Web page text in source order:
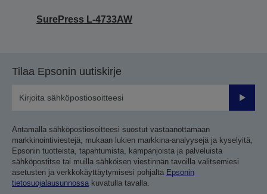
SurePress L-4733AW
Tilaa Epsonin uutiskirje
Lähetä
Antamalla sähköpostiosoitteesi suostut vastaanottamaan
markkinointiviestejä, mukaan lukien markkina-analyysejä ja kyselyitä,
Epsonin tuotteista, tapahtumista, kampanjoista ja palveluista
sähköpostitse tai muilla sähköisen viestinnän tavoilla valitsemiesi
asetusten ja verkkokäyttäytymisesi pohjalta Epsonin
tietosuojalausunnossa kuvatulla tavalla.